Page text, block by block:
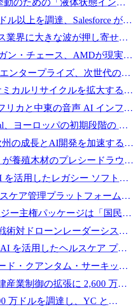
呼びかけ
動のための「液体状態インテ
構築するために3,600万ドルを
状態から出現
ル以上を調達、Salesforce が
収、Built in Europe キャンペー
業界に大きな波が押し寄せて
初のAIネイティブ銀行」のボ
ン・チェース、AMDが現実世
ク・アプリケーションを探索
AIデータセンターを立ち
ンタープライズ、次世代のデ
設者向けにロンドンの出発点
カルリサイクルを拡大するた
1,550万ユーロを調達
リカと中東の音声 AI インフラ
構築するために 300 万ドルを
、ヨーロッパの初期段階の AI
向けに 1 億 300 万ユーロのフ
げる
州の成長とAI開発を加速するた
ロを確保
が養殖木材のプレシードラウン
ロを調達
を活用したレガシー ソフトウ
ために 660 万ドルを調達
ケア管理プラットフォームを
シリーズ C で 3,000 万ポンド
ー主権パッケージは「国民の
ものだと発言
術対ドローンレーダーシステ
づけるために150万ユーロを調
を活用したヘルスケア プラ
成長に 1,250 万ドルを投資
ド・クアンタム・サーキット
2億6,000万ポンドの資金調達
産業制御の拡張に 2,600 万ド
万ドルを調達し、YC と